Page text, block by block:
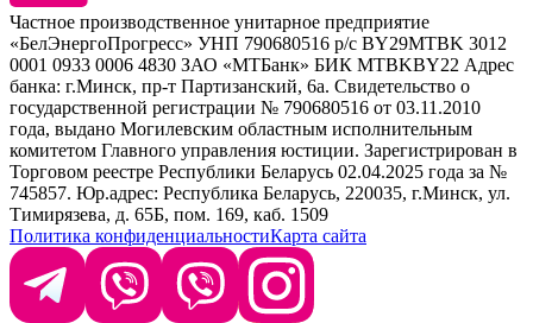
Selective Professional
White Line
+ 375 29 1649505
info@krasabel.by
Офис: г. Минск, ул. Тимирязева 65Б, офис 1509
Склад: г. Минск, ул. Домбровская, 15
Время работы: пн–чт 9:00–17:30, пт 9:00–17:00
Частное производственное унитарное предприятие
«БелЭнергоПрогресс» УНП 790680516 р/с BY29MTBK 3012
0001 0933 0006 4830 ЗАО «МТБанк» БИК MTBKBY22 Адрес
банка: г.Минск, пр-т Партизанский, 6а. Свидетельство о
государственной регистрации № 790680516 от 03.11.2010
года, выдано Могилевским областным исполнительным
комитетом Главного управления юстиции. Зарегистрирован в
Торговом реестре Республики Беларусь 02.04.2025 года за №
745857. Юр.адрес: Республика Беларусь, 220035, г.Минск, ул.
Тимирязева, д. 65Б, пом. 169, каб. 1509
Политика конфиденциальностиКарта сайта